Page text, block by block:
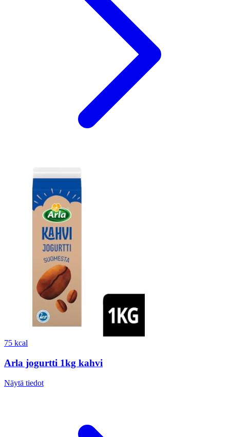
75 kcal
Arla jogurtti 1kg kahvi
Näytä tiedot